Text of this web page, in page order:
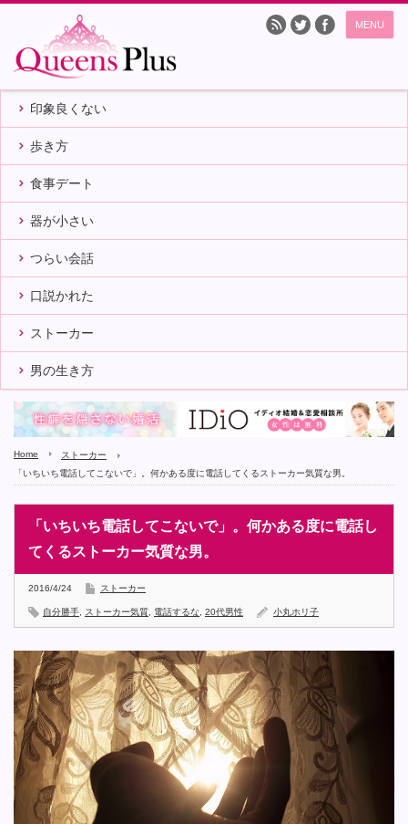
MENU
印象良くない
歩き方
食事デート
器が小さい
つらい会話
口説かれた
ストーカー
男の生き方
Home
ストーカー
「いちいち電話してこないで」。何かある度に電話してくるストーカー気質な男。
「いちいち電話してこないで」。何かある度に電話し
てくるストーカー気質な男。
2016/4/24 ストーカー
自分勝手 ストーカー気質 電話するな 20代男性 小丸ホリ子